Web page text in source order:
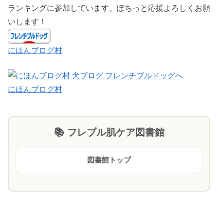
ランキングに参加しています。ぽちっと応援よろしくお願
いします！
にほんブログ村
にほんブログ村
📚 フレブル肌ケア図書館
図書館トップ